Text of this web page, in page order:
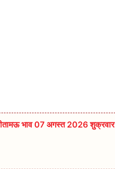
भाव 07 अगस्त 2026 शुक्रवार